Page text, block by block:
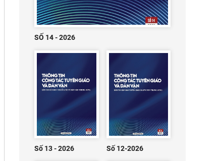
SỐ 14 - 2026
Số 13 - 2026 Số 12-2026